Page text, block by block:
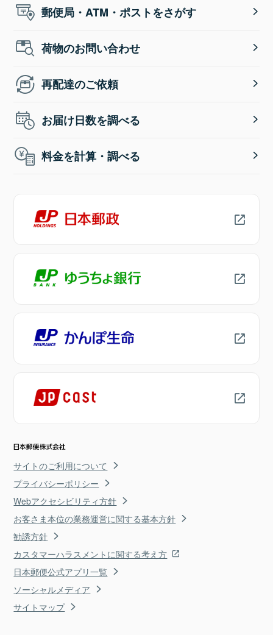
郵便局・ATM・ポストをさがす
荷物のお問い合わせ
再配達のご依頼
お届け日数を調べる
料金を計算・調べる
サイトのご利用について
プライバシーポリシー
Webアクセシビリティ方針
お客さま本位の業務運営に関する基本方針
勧誘方針
カスタマーハラスメントに関する考え方
日本郵便公式アプリ一覧
ソーシャルメディア
サイトマップ